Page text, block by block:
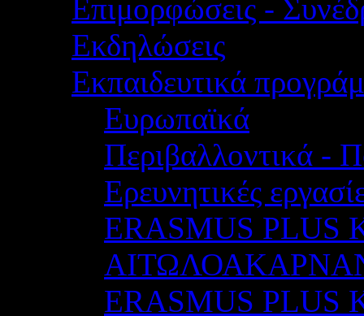
Επιμορφώσεις -
Εκδηλώσεις
Εκπαιδευτικά
Ευρωπαϊκά
Περιβαλλοντικά -
Ερευνητικές
ERASMUS PLUS
ERASMUS